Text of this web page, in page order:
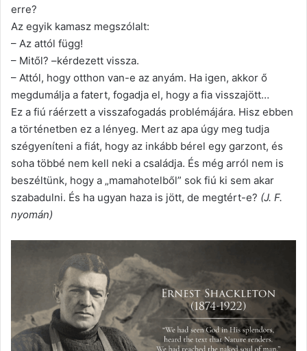
erre?
Az egyik kamasz megszólalt:
– Az attól függ!
– Mitől? –kérdezett vissza.
– Attól, hogy otthon van-e az anyám. Ha igen, akkor ő
megdumálja a fatert, fogadja el, hogy a fia visszajött…
Ez a fiú ráérzett a visszafogadás problémájára. Hisz ebben
a történetben ez a lényeg. Mert az apa úgy meg tudja
szégyeníteni a fiát, hogy az inkább bérel egy garzont, és
soha többé nem kell neki a családja. És még arról nem is
beszéltünk, hogy a „mamahotelből” sok fiú ki sem akar
szabadulni. És ha ugyan haza is jött, de megtért-e? (J. F.
nyomán)